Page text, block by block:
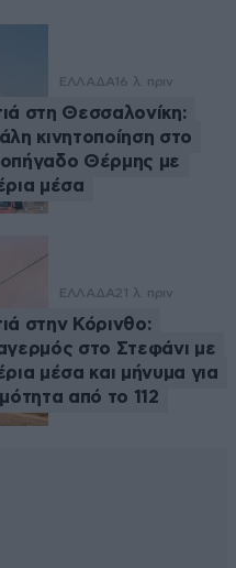
ΕΛΛΑΔΑ 16 λ. πριν
στη Θεσσαλονίκη:
κινητοποίηση στο
Θέρμης με
μέσα
ΕΛΛΑΔΑ21 λ. πριν
στην Κόρινθο:
στο Στεφάνι με
μέσα και μήνυμα για
από το 112